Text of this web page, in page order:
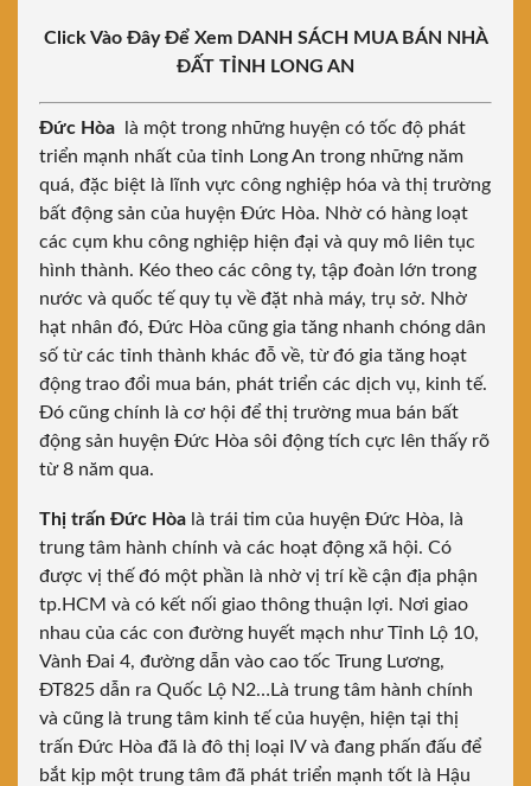
Click Vào Đây Để Xem DANH SÁCH MUA BÁN NHÀ
ĐẤT TỈNH LONG AN
Đức Hòa
là một trong những huyện có tốc độ phát
triển mạnh nhất của tỉnh Long An trong những năm
quá, đặc biệt là lĩnh vực công nghiệp hóa và thị trường
bất động sản của huyện Đức Hòa. Nhờ có hàng loạt
các cụm khu công nghiệp hiện đại và quy mô liên tục
hình thành. Kéo theo các công ty, tập đoàn lớn trong
nước và quốc tế quy tụ về đặt nhà máy, trụ sở. Nhờ
hạt nhân đó, Đức Hòa cũng gia tăng nhanh chóng dân
số từ các tỉnh thành khác đỗ về, từ đó gia tăng hoạt
động trao đổi mua bán, phát triển các dịch vụ, kinh tế.
Đó cũng chính là cơ hội để thị trường mua bán bất
động sản huyện Đức Hòa sôi động tích cực lên thấy rõ
từ 8 năm qua.
Thị trấn Đức Hòa là trái tim của huyện Đức Hòa, là
trung tâm hành chính và các hoạt động xã hội. Có
được vị thế đó một phần là nhờ vị trí kề cận địa phận
tp.HCM và có kết nối giao thông thuận lợi. Nơi giao
nhau của các con đường huyết mạch như Tỉnh Lộ 10,
Vành Đai 4, đường dẫn vào cao tốc Trung Lương,
ĐT825 dẫn ra Quốc Lộ N2…Là trung tâm hành chính
và cũng là trung tâm kinh tế của huyện, hiện tại thị
trấn Đức Hòa đã là đô thị loại IV và đang phấn đấu để
bắt kịp một trung tâm đã phát triển mạnh tốt là Hậu